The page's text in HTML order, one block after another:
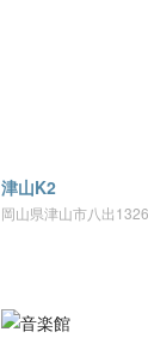
津山K2
岡山県津山市八出1326